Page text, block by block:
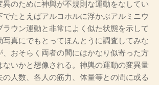
異のために神輿が不規則な運動をなしてい
でたとえばアルコホルに浮かぶアルミニウ
ラウン運動と非常によく似た状態を示して
写真にでもとってほんとうに調査してみな
、おそらく両者の間にはかなり似寄った方
ないかと想像される。神輿の運動の変異量
の人数、各人の筋力、体量等との間に或る